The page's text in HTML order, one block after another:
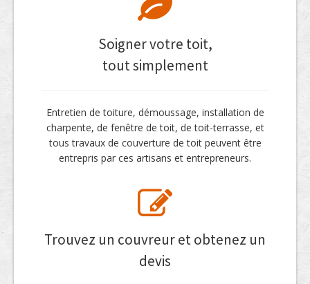
Soigner votre toit,
tout simplement
Entretien de toiture, démoussage, installation de
charpente, de fenêtre de toit, de toit-terrasse, et
tous travaux de couverture de toit peuvent être
entrepris par ces artisans et entrepreneurs.
Trouvez un couvreur et obtenez un
devis